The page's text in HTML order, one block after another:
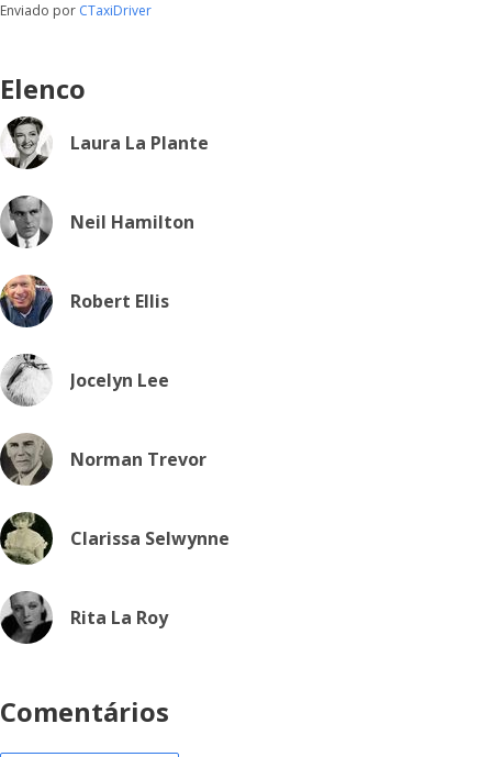
Enviado por CTaxiDriver
Elenco
Laura La Plante
Neil Hamilton
Robert Ellis
Jocelyn Lee
Norman Trevor
Clarissa Selwynne
Rita La Roy
Comentários